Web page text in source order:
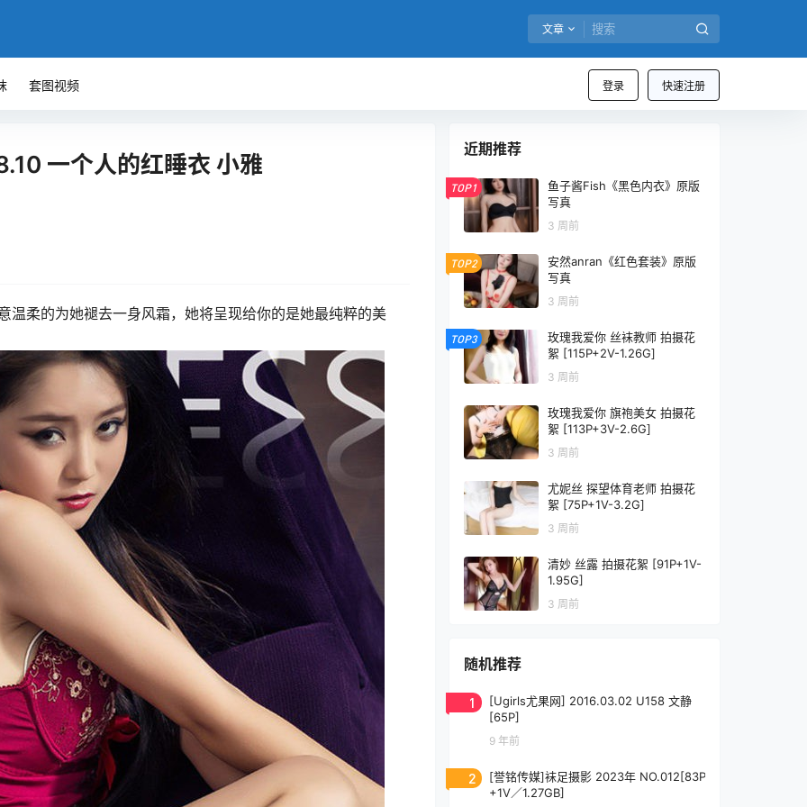
文章
登录 快速注册
套图视频
一个人的红睡衣 小雅
温柔的为她褪去一身风霜，她将呈现给你的是她最纯粹的美
近期推荐
TOP1
鱼子酱Fish《黑色内衣》原版
写真
3 周前
TOP2
安然anran《红色套装》原版
写真
3 周前
TOP3
玫瑰我爱你 丝袜教师 拍摄花
絮 [115P+2V-1.26G]
3 周前
玫瑰我爱你 旗袍美女 拍摄花
絮 [113P+3V-2.6G]
3 周前
尤妮丝 探望体育老师 拍摄花
絮 [75P+1V-3.2G]
3 周前
清妙 丝露 拍摄花絮 [91P+1V-
1.95G]
3 周前
随机推荐
1
[Ugirls尤果网] 2016.03.02 U158 文静
[65P]
9 年前
2
[誉铭传媒]袜足摄影 2023年 NO.012[83P
+1V／1.27GB]